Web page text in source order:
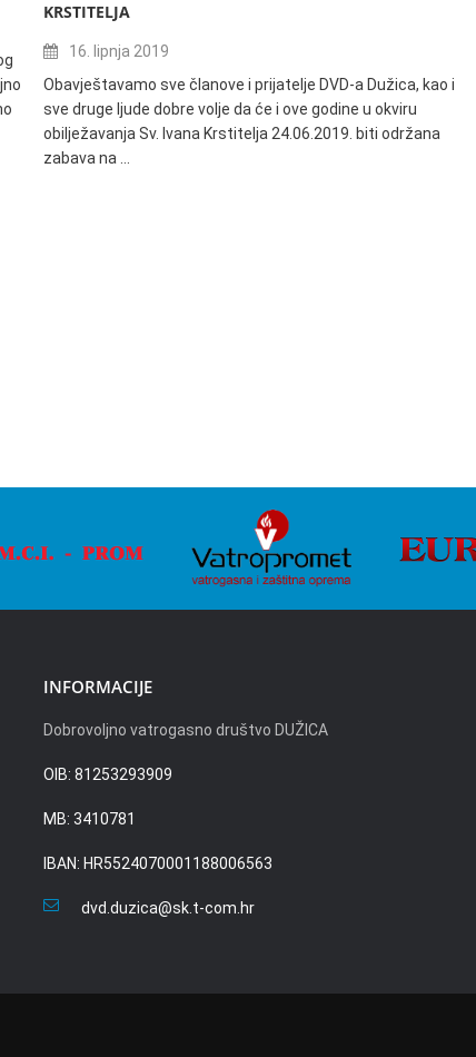
KRSTITELJA
16. lipnja 2019
Obavještavamo sve članove i prijatelje DVD-a Dužica, kao i
sve druge ljude dobre volje da će i ove godine u okviru
obilježavanja Sv. Ivana Krstitelja 24.06.2019. biti održana
zabava na …
INFORMACIJE
Dobrovoljno vatrogasno društvo DUŽICA
OIB: 81253293909
MB: 3410781
IBAN: HR5524070001188006563
dvd.duzica@sk.t-com.hr